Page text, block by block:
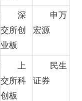
深
交所创
业板
申万
宏源
上
交所科
创板
民生
证券